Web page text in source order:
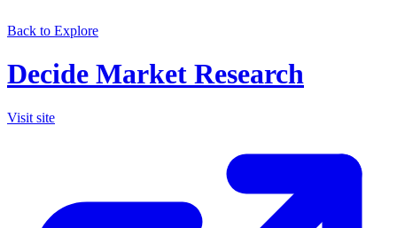
Back to Explore
Decide Market Research
Visit site